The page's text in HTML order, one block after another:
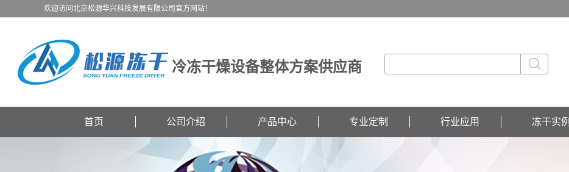
欢迎访问北京松源华兴科技发展有限公司官方网站！
冷冻干燥设备整体方案供应商
首页 公司介绍 产品中心 专业定制 行业应用 冻干实例